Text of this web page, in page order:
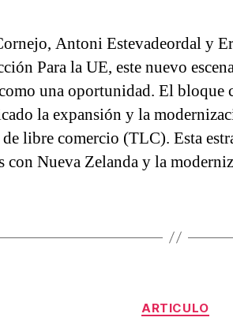
Antoni Estevadeordal y
Para la UE, este nuevo
una oportunidad. El bloque
la expansión y la
libre comercio (TLC). Esta
con Nueva Zelanda y la
ARTICULO